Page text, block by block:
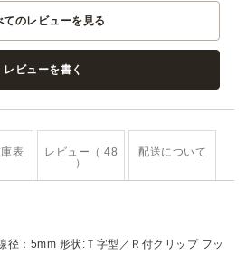
てのレビューを見る
レビューを書く
表
レビュー（ 48
）
配送について
径：5mm 形状:Ｔ字型／Ｒ付クリップ フッ